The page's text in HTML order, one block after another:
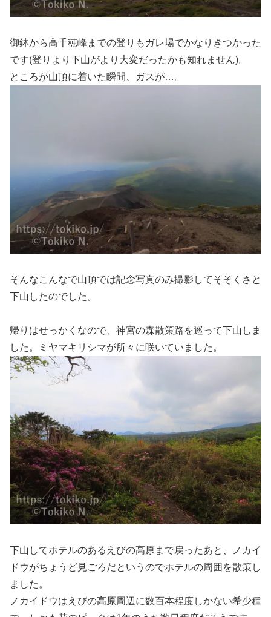
御鉢から高千穂峰までの登りもガレ場でかなりきつかった
です(登りより下山がより大変だったかも知れません)。
ところが山頂に着いた瞬間、ガスが…。
そんなこんなで山頂では記念写真のみ撮影してそそくさと
下山したのでした。
帰りはせっかくなので、神宮の森散策路を巡って下山しま
した。ミヤマキリシマが所々に咲いていました。
下山してホテルのあるえびの高原まで戻ったあと、ノカイ
ドウがちょうど見ごろだというのでホテルの周囲を散策し
ました。
ノカイドウはえびの高原周辺に数百本程度しかない希少種